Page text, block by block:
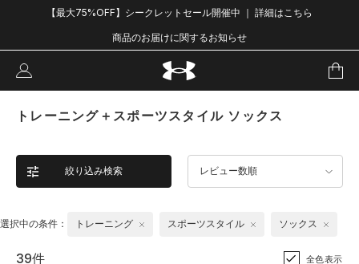
【最大75%OFF】シークレットセール開催中 ｜ 詳細はこちら
商品のお届けに関するお知らせ
トレーニング＋スポーツスタイル ソックス
絞り込み検索 レビュー数順
選択中の条件： トレーニング スポーツスタイル ソックス
39件 全色表示